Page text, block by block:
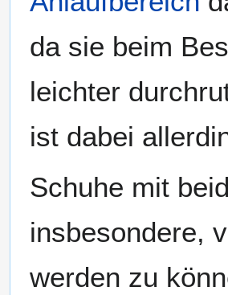
da sie beim
leichter
ist dabei
Schuhe mit
insbesondere,
werden zu